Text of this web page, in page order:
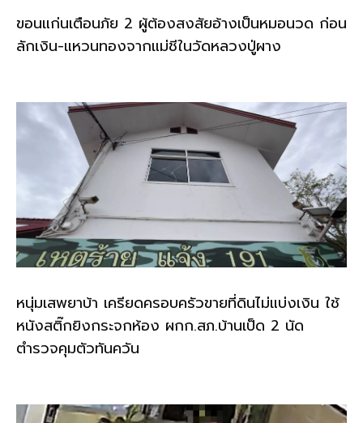
ขอนแก่นเตือนภัย 2 ผู้ต้องสงสัยอ้างเป็นหมอนวด ก่อน
ลักเงิน-แหวนทองจากแม่ชีในวัดหลวงปู่ผาง
หนุ่มเสพยาบ้า เครียดครอบครัวขายที่ดินไม่แบ่งเงิน ใช้
หนังสติ๊กยิงกระจกห้อง ผกก.สภ.บ้านเป็ด 2 นัด
ตำรวจคุมตัวทันควัน